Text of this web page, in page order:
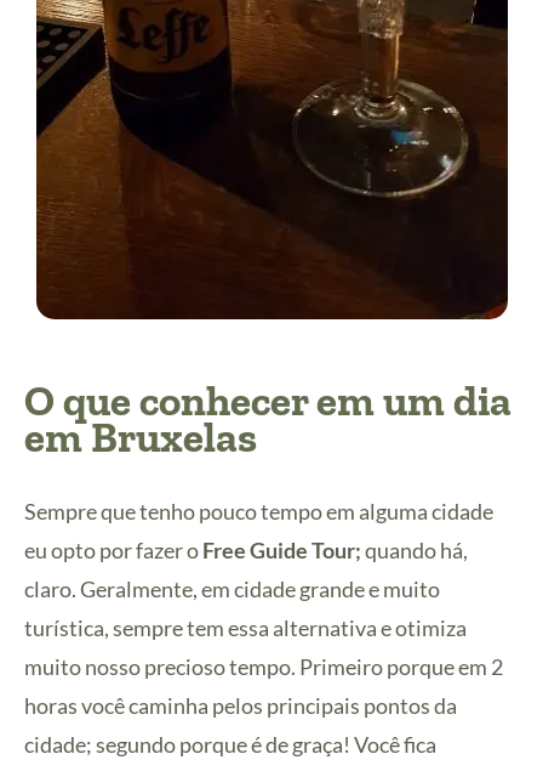
O que conhecer em um dia
em Bruxelas
Sempre que tenho pouco tempo em alguma cidade
eu opto por fazer oFree Guide Tour;quando há,
claro. Geralmente, em cidade grande e muito
turística, sempre tem essa alternativa e otimiza
muito nosso precioso tempo. Primeiro porque em 2
horas você caminha pelos principais pontos da
cidade; segundo porque é de graça! Você fica